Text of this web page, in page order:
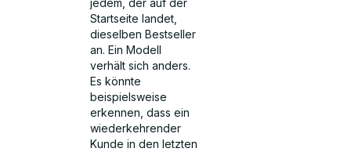
jedem, der auf der
Startseite landet,
dieselben Bestseller
an. Ein Modell
verhält sich anders.
Es könnte
beispielsweise
erkennen, dass ein
wiederkehrender
Kunde in den letzten